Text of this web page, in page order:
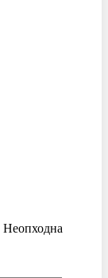
Неопходна